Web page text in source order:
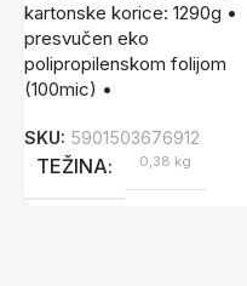
kartonske korice: 1290g •
presvučen eko
polipropilenskom folijom
(100mic) •
SKU: 5901503676912
TEŽINA 0,38 kg